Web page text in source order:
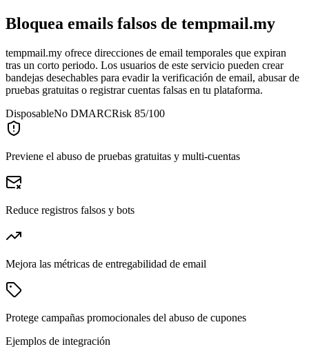
Bloquea emails falsos de tempmail.my
tempmail.my ofrece direcciones de email temporales que expiran
tras un corto periodo. Los usuarios de este servicio pueden crear
bandejas desechables para evadir la verificación de email, abusar de
pruebas gratuitas o registrar cuentas falsas en tu plataforma.
DisposableNo DMARCRisk 85/100
Previene el abuso de pruebas gratuitas y multi-cuentas
Reduce registros falsos y bots
Mejora las métricas de entregabilidad de email
Protege campañas promocionales del abuso de cupones
Ejemplos de integración